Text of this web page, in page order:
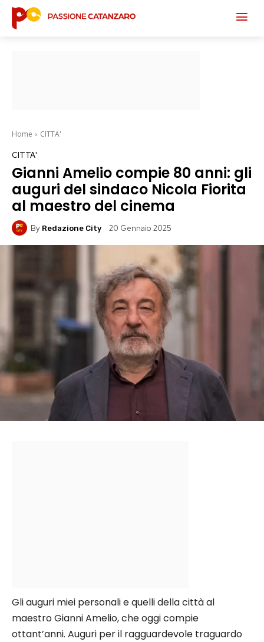
Home CITTA'
CITTA'
Gianni Amelio compie 80 anni: gli
auguri del sindaco Nicola Fiorita
al maestro del cinema
By Redazione City 20 Gennaio 2025
Gli auguri miei personali e quelli della città al
maestro Gianni Amelio, che oggi compie
ottant’anni. Auguri per il ragguardevole traguardo